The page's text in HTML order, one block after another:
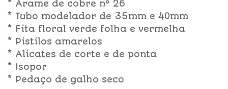
* Arame de cobre nº 26
* Tubo modelador de 35mm e 40mm
* Fita floral verde folha e vermelha
* Pistilos amarelos
* Alicates de corte e de ponta
* Isopor
* Pedaço de galho seco